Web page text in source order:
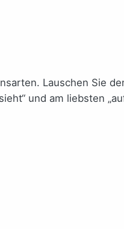
Lauschen Sie
und am liebsten